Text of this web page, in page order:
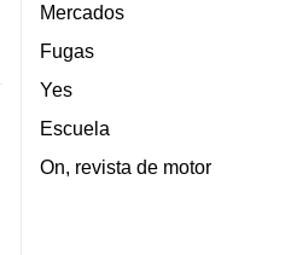
Mercados
Fugas
Yes
Escuela
On, revista de motor